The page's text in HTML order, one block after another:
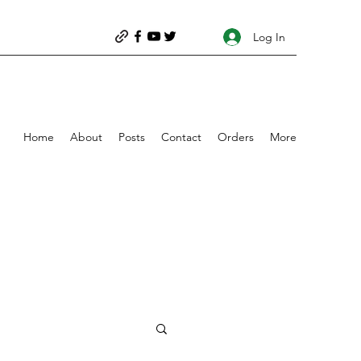
Log In
Home About Posts Contact Orders More